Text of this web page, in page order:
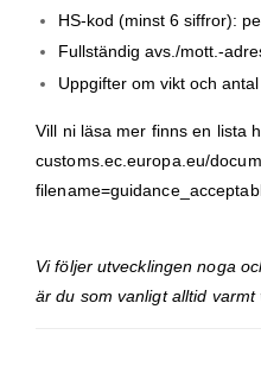
HS-kod (minst 6 siffror):
Fullständig avs./mott.-
Uppgifter om vikt och
Vill ni läsa mer finns en lista
customs.ec.europa.eu/
Vi följer utvecklingen noga
är du som vanligt alltid